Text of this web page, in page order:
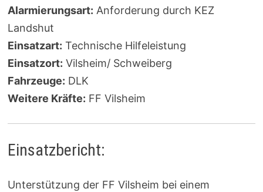
Alarmierungsart: Anforderung durch KEZ
Landshut
Einsatzart: Technische Hilfeleistung
Einsatzort: Vilsheim/ Schweiberg
Fahrzeuge: DLK
Weitere Kräfte: FF Vilsheim
Einsatzbericht:
Unterstützung der FF Vilsheim bei einem